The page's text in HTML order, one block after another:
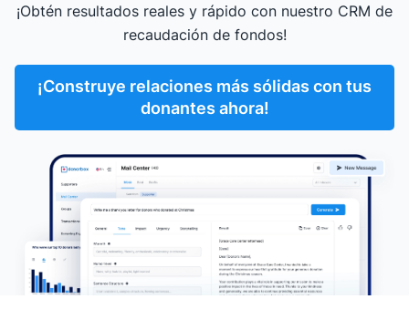
¡Obtén resultados reales y rápido con nuestro CRM de
recaudación de fondos!
¡Construye relaciones más sólidas con tus
donantes ahora!